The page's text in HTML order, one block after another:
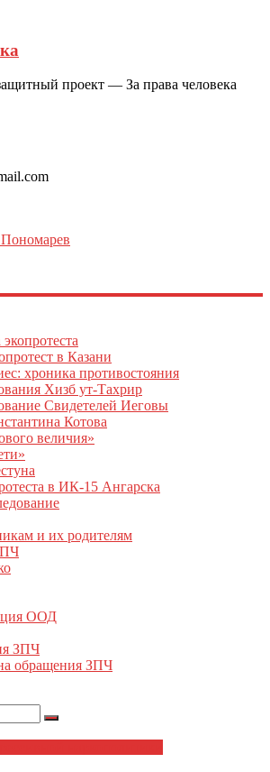
проект — За права человека
в Казани
хроника противостояния
Хизб ут-Тахрир
Свидетелей Иеговы
Котова
величия»
в ИК-15 Ангарска
и их родителям
ООД
ЗПЧ
обращения ЗПЧ